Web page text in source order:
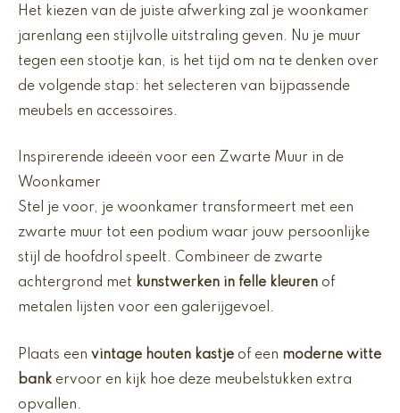
Het kiezen van de juiste afwerking zal je woonkamer
jarenlang een stijlvolle uitstraling geven. Nu je muur
tegen een stootje kan, is het tijd om na te denken over
de volgende stap: het selecteren van bijpassende
meubels en accessoires.
Inspirerende ideeën voor een Zwarte Muur in de
Woonkamer
Stel je voor, je woonkamer transformeert met een
zwarte muur tot een podium waar jouw persoonlijke
stijl de hoofdrol speelt. Combineer de zwarte
achtergrond met kunstwerken in felle kleuren of
metalen lijsten voor een galerijgevoel.
Plaats een vintage houten kastje of een moderne witte
bank ervoor en kijk hoe deze meubelstukken extra
opvallen.